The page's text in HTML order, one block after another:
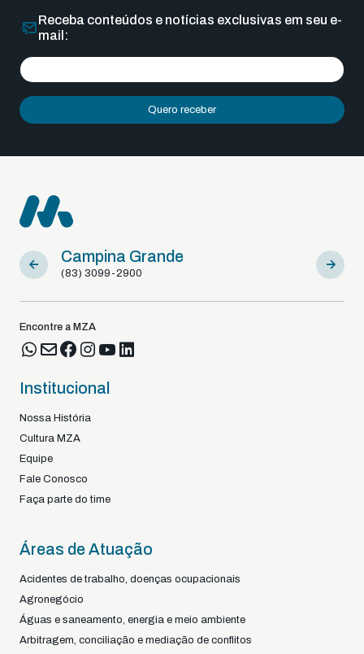
Receba conteúdos e notícias exclusivas em seu e-
mail:
Quero receber
Campina Grande
(83) 3099-2900
Sousa
(83)
Encontre a MZA
Institucional
Nossa História
Cultura MZA
Equipe
Fale Conosco
Faça parte do time
Áreas de Atuação
Acidentes de trabalho, doenças ocupacionais
Agronegócio
Águas e saneamento, energia e meio ambiente
Arbitragem, conciliação e mediação de conflitos